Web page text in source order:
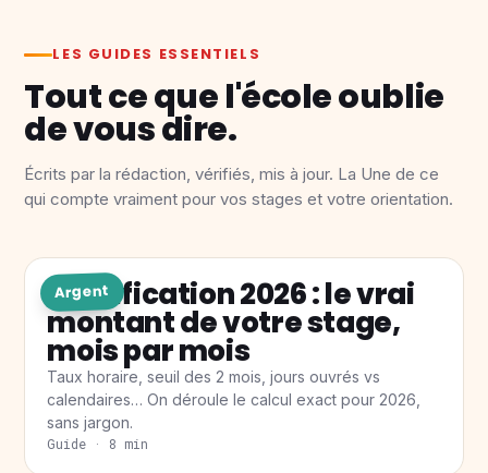
LES GUIDES ESSENTIELS
Tout ce que l'école oublie
de vous dire.
Écrits par la rédaction, vérifiés, mis à jour. La Une de ce
qui compte vraiment pour vos stages et votre orientation.
Argent
Gratification 2026 : le vrai
montant de votre stage,
mois par mois
Taux horaire, seuil des 2 mois, jours ouvrés vs
calendaires… On déroule le calcul exact pour 2026,
sans jargon.
Guide · 8 min